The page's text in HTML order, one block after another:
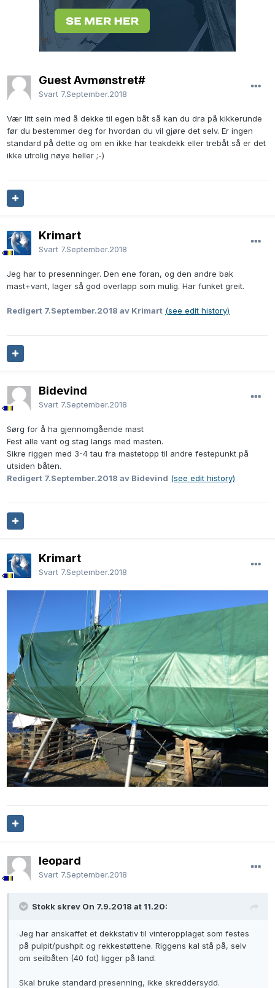
Guest Avmønstret#
Svart 7.September.2018
Vær litt sein med å dekke til egen båt så kan du dra på kikkerunde
før du bestemmer deg for hvordan du vil gjøre det selv. Er ingen
standard på dette og om en ikke har teakdekk eller trebåt så er det
ikke utrolig nøye heller ;-)
Krimart
Svart 7.September.2018
Jeg har to presenninger. Den ene foran, og den andre bak
mast+vant, lager så god overlapp som mulig. Har funket greit.
Redigert 7.September.2018 av Krimart (see edit history)
Bidevind
Svart 7.September.2018
Sørg for å ha gjennomgående mast
Fest alle vant og stag langs med masten.
Sikre riggen med 3-4 tau fra mastetopp til andre festepunkt på
utsiden båten.
Redigert 7.September.2018 av Bidevind (see edit history)
Krimart
Svart 7.September.2018
leopard
Svart 7.September.2018
Stokk skrev On 7.9.2018 at 11.20:
Jeg har anskaffet et dekkstativ til vinteropplaget som festes
på pulpit/pushpit og rekkestøttene. Riggens kal stå på, selv
om seilbåten (40 fot) ligger på land.
Skal bruke standard presenning, ikke skreddersydd.